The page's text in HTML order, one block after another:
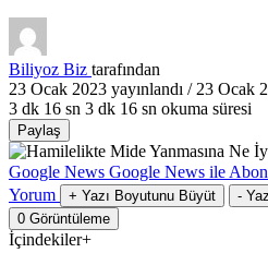
Biliyoz Biz tarafından
23 Ocak 2023 yayınlandı / 23 Ocak
3 dk 16 sn 3 dk 16 sn okuma süresi
Paylaş
Google News Google News ile
Yorum
+ Yazı Boyutunu Büyüt -
0 Görüntüleme
İçindekiler+